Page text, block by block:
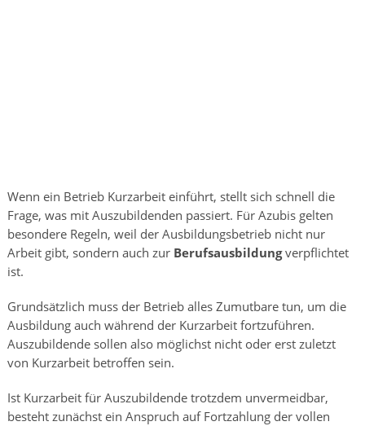
Wenn ein Betrieb Kurzarbeit einführt, stellt sich schnell die
Frage, was mit Auszubildenden passiert. Für Azubis gelten
besondere Regeln, weil der Ausbildungsbetrieb nicht nur
Arbeit gibt, sondern auch zur Berufsausbildungverpflichtet
ist.
Grundsätzlich muss der Betrieb alles Zumutbare tun, um die
Ausbildung auch während der Kurzarbeit fortzuführen.
Auszubildende sollen also möglichst nicht oder erst zuletzt
von Kurzarbeit betroffen sein.
Ist Kurzarbeit für Auszubildende trotzdem unvermeidbar,
besteht zunächst ein Anspruch auf Fortzahlung der vollen